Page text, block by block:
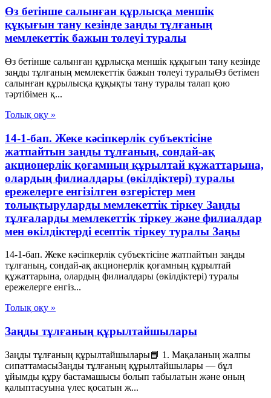
Өз бетінше салынған құрлысқа меншік
құқығын тану кезінде заңды тұлғаның
мемлекеттік бажын төлеуі туралы
Өз бетінше салынған құрлысқа меншік құқығын тану кезінде
заңды тұлғаның мемлекеттік бажын төлеуі туралыӨз бетiмен
салынған құрылысқа құқықты тану туралы талап қою
тәртiбiмен қ...
Толық оқу »
14-1-бап. Жеке кәсіпкерлік субъектісіне
жатпайтын заңды тұлғаның, сондай-ақ
акционерлік қоғамның құрылтай құжаттарына,
олардың филиалдары (өкілдіктері) туралы
ережелерге енгізілген өзгерістер мен
толықтыруларды мемлекеттік тіркеу Заңды
тұлғаларды мемлекеттік тіркеу және филиалдар
мен өкілдіктерді есептік тіркеу туралы Заңы
14-1-бап. Жеке кәсіпкерлік субъектісіне жатпайтын заңды
тұлғаның, сондай-ақ акционерлік қоғамның құрылтай
құжаттарына, олардың филиалдары (өкілдіктері) туралы
ережелерге енгіз...
Толық оқу »
Заңды тұлғаның құрылтайшылары
Заңды тұлғаның құрылтайшылары📘 1. Мақаланың жалпы
сипаттамасыЗаңды тұлғаның құрылтайшылары — бұл
ұйымды құру бастамашысы болып табылатын және оның
қалыптасуына үлес қосатын ж...